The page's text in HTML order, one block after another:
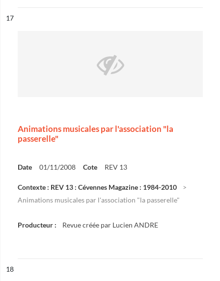
n°
17
Animations musicales par l'association "la
passerelle"
Date 01/11/2008 Cote REV 13
Contexte : REV 13 : Cévennes Magazine : 1984-2010
Animations musicales par l'association "la passerelle"
Producteur : Revue créée par Lucien ANDRE
n°
18